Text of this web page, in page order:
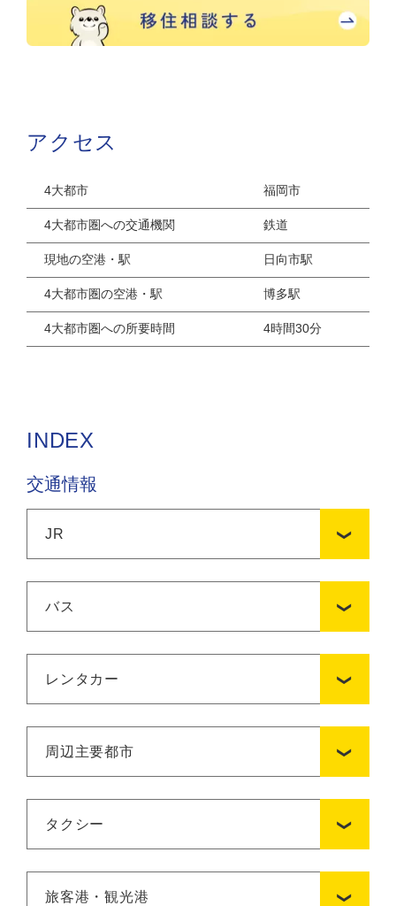
アクセス
4大都市 福岡市
4大都市圏への交通機関 鉄道
現地の空港・駅 日向市駅
4大都市圏の空港・駅 博多駅
4大都市圏への所要時間 4時間30分
INDEX
交通情報
JR
バス
レンタカー
周辺主要都市
タクシー
旅客港・観光港